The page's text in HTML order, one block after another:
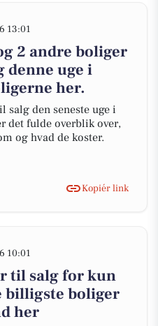
13:01
2 andre boliger
denne uge i
her.
salg den seneste uge i
det fulde overblik over,
og hvad de koster.
Kopiér link
10:01
til salg for kun
billigste boliger
her